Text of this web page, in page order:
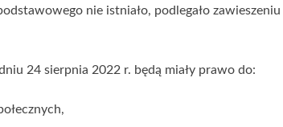
nie istniało, podlegało zawieszeniu
24 sierpnia 2022 r. będą miały prawo do: